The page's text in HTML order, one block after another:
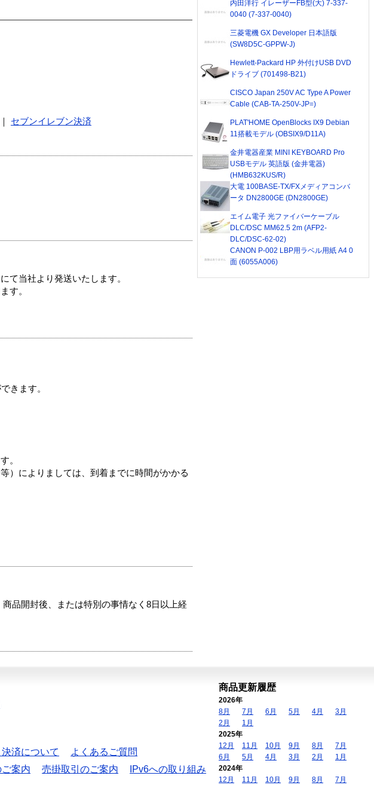
セブンイレブン決済
て当社より発送いたします。
す。
きます。
。
）によりましては、到着までに時間がかかる
品開封後、または特別の事情なく8日以上経
内田洋行 イレーザーFB型(大) 7-337-
0040 (7-337-0040)
三菱電機 GX Developer 日本語版
(SW8D5C-GPPW-J)
Hewlett-Packard HP 外付けUSB DVD
ドライブ (701498-B21)
CISCO Japan 250V AC Type A Power
Cable (CAB-TA-250V-JP=)
PLAT'HOME OpenBlocks IX9 Debian
11搭載モデル (OBSIX9/D11A)
金井電器産業 MINI KEYBOARD Pro
USBモデル 英語版 (金井電器)
(HMB632KUS/R)
大電 100BASE-TX/FXメディアコンバ
ータ DN2800GE (DN2800GE)
エイム電子 光ファイバーケーブル
DLC/DSC MM62.5 2m (AFP2-
DLC/DSC-62-02)
CANON P-002 LBP用ラベル用紙 A4 0
面 (6055A006)
済について
よくあるご質問
案内 売掛取引のご案内
IPv6への取り組み
商品更新履歴
2026年
8月
7月 6月 5月 4月
3月
2月
1月
2025年
12月
11月 10月 9月 8月
7月
6月
5月 4月 3月 2月
1月
2024年
12月
11月 10月 9月 8月 7月